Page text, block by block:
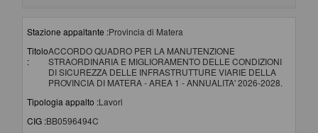
Stazione appaltante :Provincia di Matera
Titolo
:
ACCORDO QUADRO PER LA MANUTENZIONE
STRAORDINARIA E MIGLIORAMENTO DELLE CONDIZIONI
DI SICUREZZA DELLE INFRASTRUTTURE VIARIE DELLA
PROVINCIA DI MATERA - AREA 1 - ANNUALITA' 2026-2028.
Tipologia appalto :Lavori
CIG :BB0596494C